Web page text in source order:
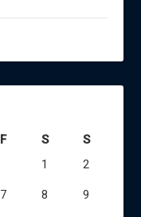
F S
S
1
2
7 8 9